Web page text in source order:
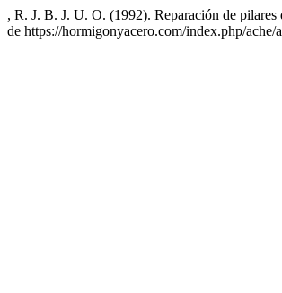
, R. J. B. J. U. O. (1992). Reparación de
de https://hormigonyacero.com/index.php/